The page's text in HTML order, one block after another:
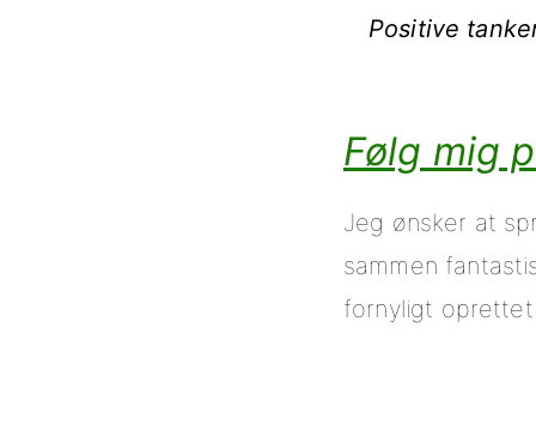
Positive
Følg mig
Jeg ønsker at
sammen
fornyligt oprettet